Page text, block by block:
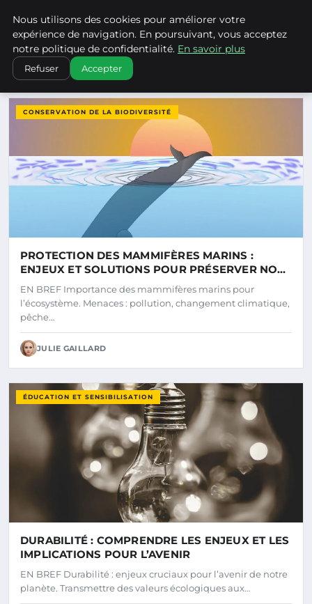
Climatechangenebraska -
CLIMATECHANGENEBRASKA
DERNIERS ARTICLES
CONSERVATION DE LA BIODIVERSITÉ
PROTECTION DES MAMMIFÈRES MARINS :
ENJEUX ET SOLUTIONS POUR PRÉSERVER NOS
OCÉANS
EN BREF Importance des mammifères marins pour
l’écosystème. Menaces : pollution, changement climatique,
pêche…
JULIE GAILLARD
ÉDUCATION ET SENSIBILISATION
DURABILITÉ : COMPRENDRE LES ENJEUX ET LES
IMPLICATIONS POUR L’AVENIR
EN BREF Durabilité : enjeux cruciaux pour l’avenir de notre
planète. Transmettre des valeurs écologiques aux…
Nous utilisons des cookies pour améliorer votre
expérience de navigation. En poursuivant, vous acceptez
notre politique de confidentialité. En savoir plus
Refuser Accepter